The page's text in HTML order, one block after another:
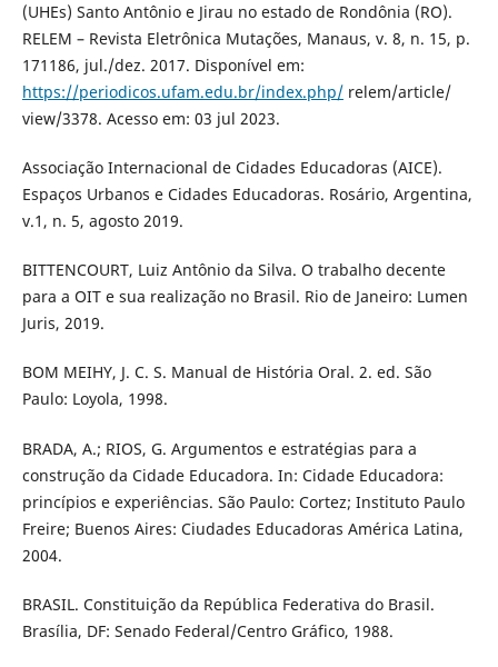
(UHEs) Santo Antônio e Jirau no estado de Rondônia (RO).
RELEM – Revista Eletrônica Mutações, Manaus, v. 8, n. 15, p.
171186, jul./dez. 2017. Disponível em:
https://periodicos.ufam.edu.br/index.php/relem/article/
view/3378. Acesso em: 03 jul 2023.
Associação Internacional de Cidades Educadoras (AICE).
Espaços Urbanos e Cidades Educadoras. Rosário, Argentina,
v.1, n. 5, agosto 2019.
BITTENCOURT, Luiz Antônio da Silva. O trabalho decente
para a OIT e sua realização no Brasil. Rio de Janeiro: Lumen
Juris, 2019.
BOM MEIHY, J. C. S. Manual de História Oral. 2. ed. São
Paulo: Loyola, 1998.
BRADA, A.; RIOS, G. Argumentos e estratégias para a
construção da Cidade Educadora. In: Cidade Educadora:
princípios e experiências. São Paulo: Cortez; Instituto Paulo
Freire; Buenos Aires: Ciudades Educadoras América Latina,
2004.
BRASIL. Constituição da República Federativa do Brasil.
Brasília, DF: Senado Federal/Centro Gráfico, 1988.